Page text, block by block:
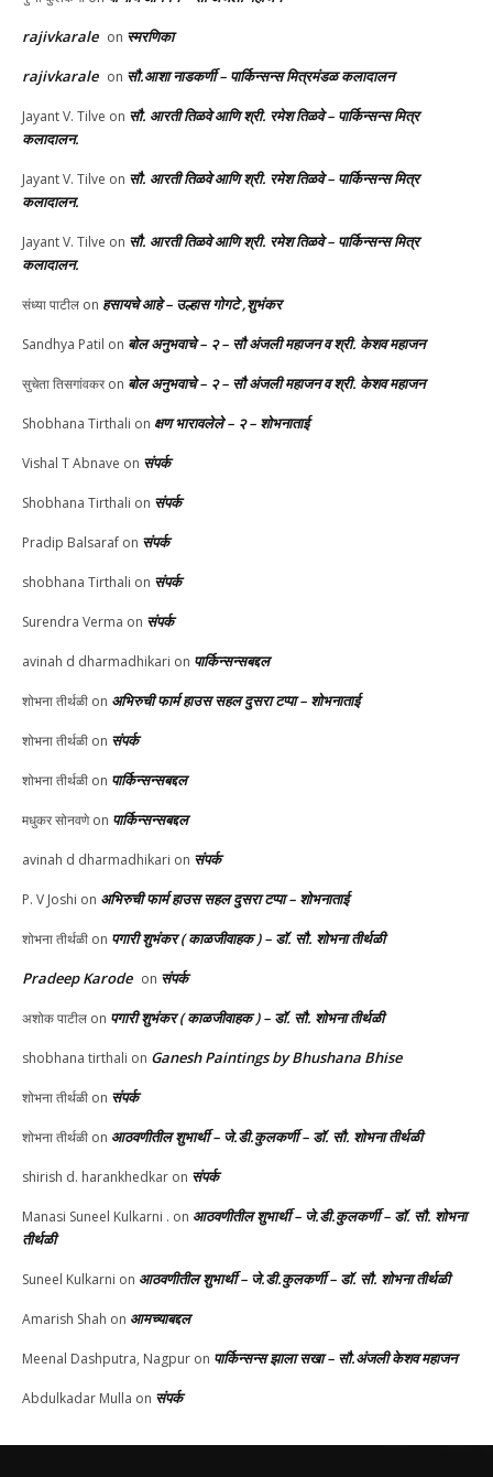
rajivkarale on स्मरणिका
rajivkarale on सौ.आशा नाडकर्णी – पार्किन्सन्स मित्रमंडळ कलादालन
Jayant V. Tilve on सौ. आरती तिळवे आणि श्री. रमेश तिळवे – पार्किन्सन्स मित्र
कलादालन.
Jayant V. Tilve on सौ. आरती तिळवे आणि श्री. रमेश तिळवे – पार्किन्सन्स मित्र
कलादालन.
Jayant V. Tilve on सौ. आरती तिळवे आणि श्री. रमेश तिळवे – पार्किन्सन्स मित्र
कलादालन.
संध्या पाटील on हसायचे आहे – उल्हास गोगटे ,शुभंकर
Sandhya Patil on बोल अनुभवाचे – २ – सौ अंजली महाजन व श्री. केशव महाजन
सुचेता तिसगांवकरon बोल अनुभवाचे – २ – सौ अंजली महाजन व श्री. केशव महाजन
Shobhana Tirthali on क्षण भारावलेले – २ – शोभनाताई
Vishal T Abnave on संपर्क
Shobhana Tirthali on संपर्क
Pradip Balsaraf on संपर्क
shobhana Tirthali on संपर्क
Surendra Verma on संपर्क
avinah d dharmadhikari on पार्किन्सन्सबद्दल
शोभना तीर्थळी on अभिरुची फार्म हाउस सहल दुसरा टप्पा – शोभनाताई
शोभना तीर्थळी on संपर्क
शोभना तीर्थळी on पार्किन्सन्सबद्दल
मधुकर सोनवणेon पार्किन्सन्सबद्दल
avinah d dharmadhikari on संपर्क
P. V Joshi on अभिरुची फार्म हाउस सहल दुसरा टप्पा – शोभनाताई
शोभना तीर्थळी on पगारी शुभंकर ( काळजीवाहक ) – डॉ. सौ. शोभना तीर्थळी
Pradeep Karode on संपर्क
अशोक पाटील on पगारी शुभंकर ( काळजीवाहक ) – डॉ. सौ. शोभना तीर्थळी
shobhana tirthali on Ganesh Paintings by Bhushana Bhise
शोभना तीर्थळी on संपर्क
शोभना तीर्थळी on आठवणीतील शुभार्थी – जे.डी.कुलकर्णी – डॉ. सौ. शोभना तीर्थळी
shirish d. harankhedkar on संपर्क
Manasi Suneel Kulkarni . on आठवणीतील शुभार्थी – जे.डी.कुलकर्णी – डॉ. सौ. शोभना
तीर्थळी
Suneel Kulkarni on आठवणीतील शुभार्थी – जे.डी.कुलकर्णी – डॉ. सौ. शोभना तीर्थळी
Amarish Shah on आमच्याबद्दल
Meenal Dashputra, Nagpur on पार्किन्सन्स झाला सखा – सौ.अंजली केशव महाजन
Abdulkadar Mulla on संपर्क